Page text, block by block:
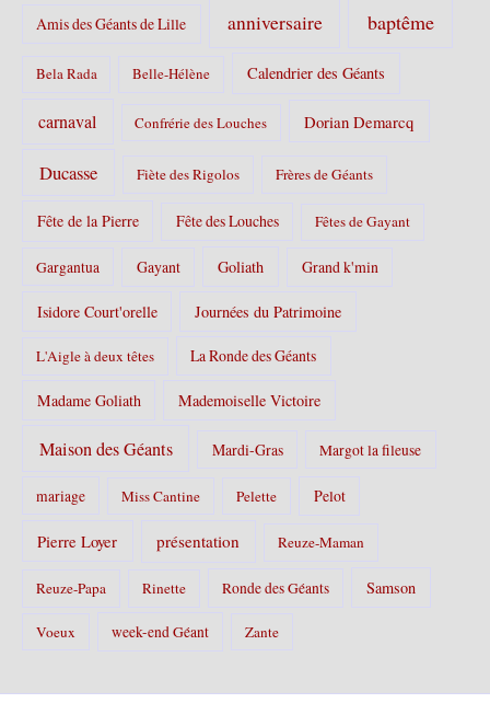
Amis des Géants de Lille anniversaire baptême
Bela Rada Belle-Hélène Calendrier des Géants
carnaval Confrérie des Louches Dorian Demarcq
Ducasse Fiète des Rigolos Frères de Géants
Fête de la Pierre Fête des Louches Fêtes de Gayant
Gargantua Gayant Goliath Grand k'min
Isidore Court'orelle Journées du Patrimoine
L'Aigle à deux têtes La Ronde des Géants
Madame Goliath Mademoiselle Victoire
Maison des Géants Mardi-Gras Margot la fileuse
mariage Miss Cantine Pelette Pelot
Pierre Loyer présentation Reuze-Maman
Reuze-Papa Rinette Ronde des Géants Samson
Voeux week-end Géant Zante